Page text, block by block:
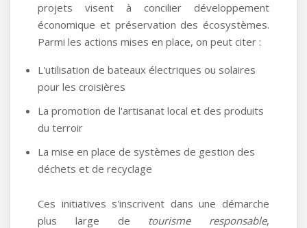
projets visent à concilier développement
économique et préservation des écosystèmes.
Parmi les actions mises en place, on peut citer :
L'utilisation de bateaux électriques ou solaires
pour les croisières
La promotion de l'artisanat local et des produits
du terroir
La mise en place de systèmes de gestion des
déchets et de recyclage
Ces initiatives s'inscrivent dans une démarche
plus large de tourisme responsable,